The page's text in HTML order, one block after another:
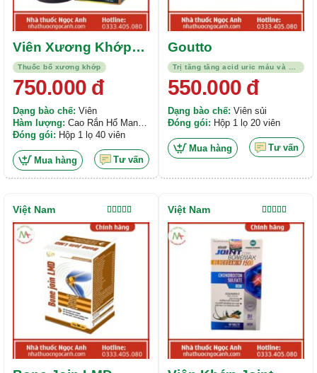
Thuốc bổ xương khớp
Viên Xương Khớp
An Khớp Xà
750.000đ
Dạng bào chế: Viên
Hàm lượng: Cao Rắn Hổ Mang
Toàn Tính 90mg, Cao Hy Thiêm
50mg, Cao Đương Quy 50mg,...
Đóng gói: Hộp 1 lọ 40 viên
Mua hàng Tư vấn
Trị tăng tăng acid uric máu và bệnh gout
Goutto
550.000đ
Dạng bào chế: Viên sủi
Đóng gói: Hộp 1 lọ 20 viên
Mua hàng Tư vấn
Được xếp
hạng4.00
5 sao
Việt Nam
Được xếp
hạng4.50
5 sao
Việt Nam